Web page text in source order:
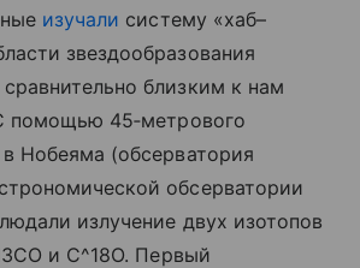
изучали систему «хаб–
звездообразования
близким к нам
помощью 45‑метрового
Нобеяма (обсерватория
обсерватории
излучение двух изотопов
и C^18O. Первый